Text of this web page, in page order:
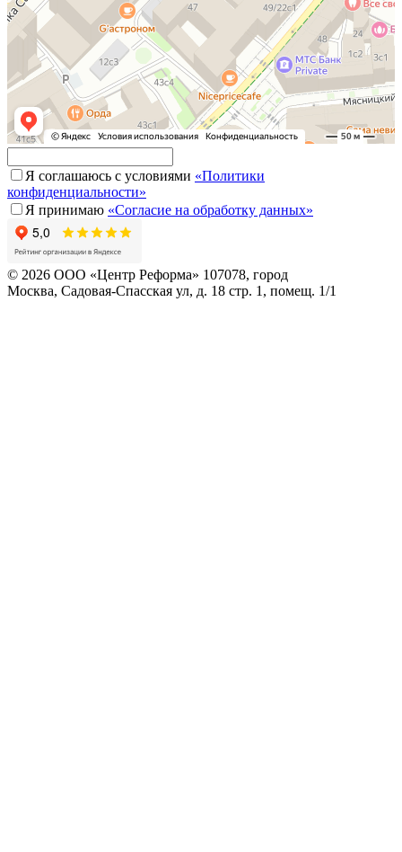
Я соглашаюсь с условиями «Политики
конфиденциальности»
Я принимаю «Согласие на обработку данных»
© 2026 ООО «Центр Реформа» 107078, город
Москва, Садовая-Спасская ул, д. 18 стр. 1, помещ. 1/1